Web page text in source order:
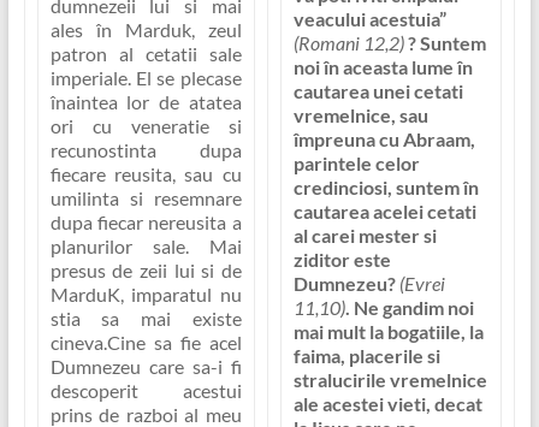
dumnezeii lui si mai
ales în Marduk, zeul
patron al cetatii sale
imperiale. El se plecase
înaintea lor de atatea
ori cu veneratie si
recunostinta dupa
fiecare reusita, sau cu
umilinta si resemnare
dupa fiecar nereusita a
planurilor sale. Mai
presus de zeii lui si de
MarduK, imparatul nu
stia sa mai existe
cineva.Cine sa fie acel
Dumnezeu care sa-i fi
descoperit acestui
prins de razboi al meu
veacului acestuia”
(Romani 12,2)? Suntem
noi în aceasta lume în
cautarea unei cetati
vremelnice, sau
împreuna cu Abraam,
parintele celor
credinciosi, suntem în
cautarea aceleicetati
al carei mester si
ziditor este
Dumnezeu? (Evrei
11,10). Ne gandim noi
mai mult la bogatiile, la
faima, placerile si
stralucirile vremelnice
ale acestei vieti, decat